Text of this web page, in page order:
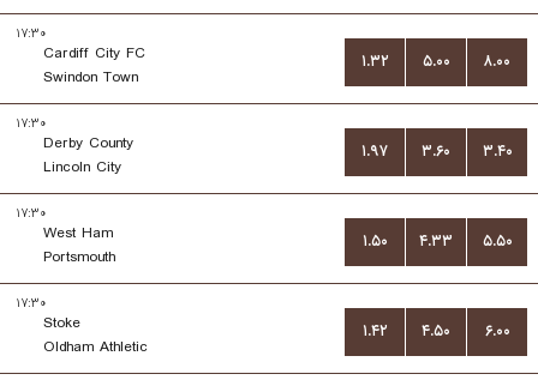
۱۷:۳۰
Cardiff City FC
Swindon Town
۱.۳۲ ۵.۰۰ ۸.۰۰
۱۷:۳۰
Derby County
Lincoln City
۱.۹۷ ۳.۶۰ ۳.۴۰
۱۷:۳۰
West Ham
Portsmouth
۱.۵۰ ۴.۳۳ ۵.۵۰
۱۷:۳۰
Stoke
Oldham Athletic
۱.۴۲ ۴.۵۰ ۶.۰۰